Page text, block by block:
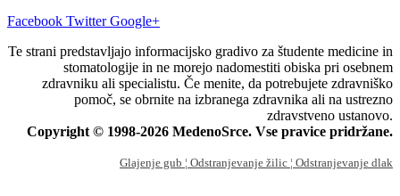
Facebook Twitter Google+
Te strani predstavljajo informacijsko gradivo za študente medicine in
stomatologije in ne morejo nadomestiti obiska pri osebnem
zdravniku ali specialistu. Če menite, da potrebujete zdravniško
pomoč, se obrnite na izbranega zdravnika ali na ustrezno
zdravstveno ustanovo.
Copyright © 1998-2026 MedenoSrce. Vse pravice pridržane.
Glajenje gub ¦ Odstranjevanje žilic ¦ Odstranjevanje dlak